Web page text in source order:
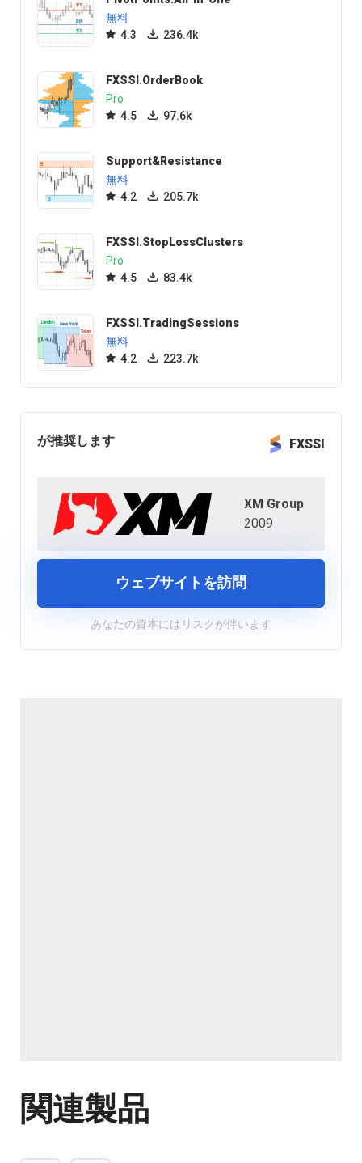
無料
4.3
236.4k
FXSSI.OrderBook
Pro
4.5
97.6k
Support&Resistance
無料
4.2
205.7k
FXSSI.StopLossClusters
Pro
4.5
83.4k
FXSSI.TradingSessions
無料
4.2
223.7k
が推奨します FXSSI
XM Group
2009
ウェブサイトを訪問
あなたの資本にはリスクが伴います
関連製品